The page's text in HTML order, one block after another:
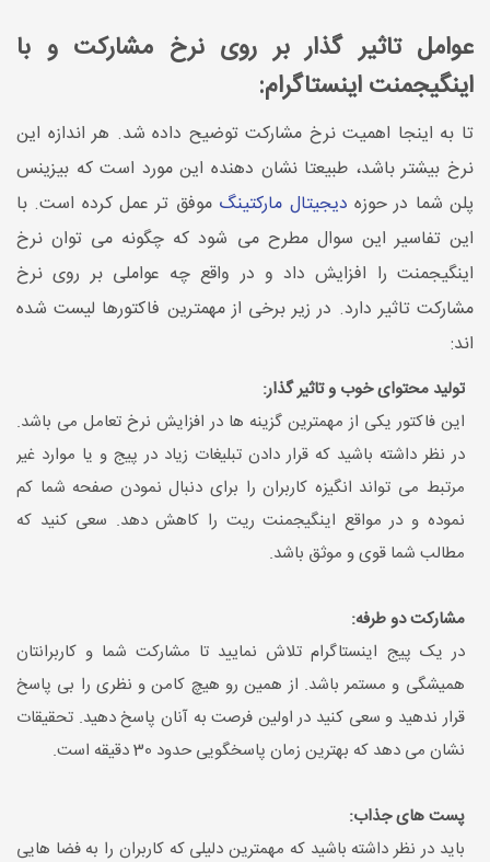
عوامل تاثیر گذار بر روی نرخ مشارکت و با
اینگیجمنت اینستاگرام:
تا به اینجا اهمیت نرخ مشارکت توضیح داده شد. هر اندازه این
نرخ بیشتر باشد، طبیعتا نشان دهنده این مورد است که بیزینس
پلن شما در حوزه دیجیتال مارکتینگ موفق تر عمل کرده است. با
این تفاسیر این سوال مطرح می شود که چگونه می توان نرخ
اینگیجمنت را افزایش داد و در واقع چه عواملی بر روی نرخ
مشارکت تاثیر دارد. در زیر برخی از مهمترین فاکتورها لیست شده
اند:
تولید محتوای خوب و تاثیر گذار:
این فاکتور یکی از مهمترین گزینه ها در افزایش نرخ تعامل می باشد.
در نظر داشته باشید که قرار دادن تبلیغات زیاد در پیج و یا موارد غیر
مرتبط می تواند انگیزه کاربران را برای دنبال نمودن صفحه شما کم
نموده و در مواقع اینگیجمنت ریت را کاهش دهد. سعی کنید که
مطالب شما قوی و موثق باشد.
مشارکت دو طرفه:
در یک پیج اینستاگرام تلاش نمایید تا مشارکت شما و کاربرانتان
همیشگی و مستمر باشد. از همین رو هیچ کامن و نظری را بی پاسخ
قرار ندهید و سعی کنید در اولین فرصت به آنان پاسخ دهید. تحقیقات
نشان می دهد که بهترین زمان پاسخگویی حدود 30 دقیقه است.
پست های جذاب:
باید در نظر داشته باشید که مهمترین دلیلی که کاربران را به فضا هایی